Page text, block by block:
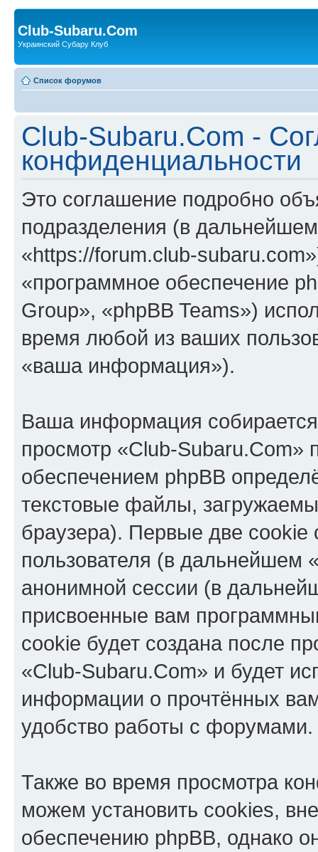
Club-Subaru.Com
Украинский Субару Клуб
Список форумов
Club-Subaru.Com -
конфиденциальности
Это соглашение подробно
подразделения (в
«https://forum.club-
«программное обеспечение
Group», «phpBB Teams»)
время любой из ваших
«ваша информация»).
Ваша информация
просмотр «Club-
обеспечением phpBB
текстовые файлы,
браузера). Первые две cookie
пользователя (в дальнейшем
анонимной сессии (в
присвоенные вам
cookie будет создана после
«Club-Subaru.Com» и будет
информации о прочтённых
удобство работы с форумами.
Также во время просмотра
можем установить cookies,
обеспечению phpBB, однако